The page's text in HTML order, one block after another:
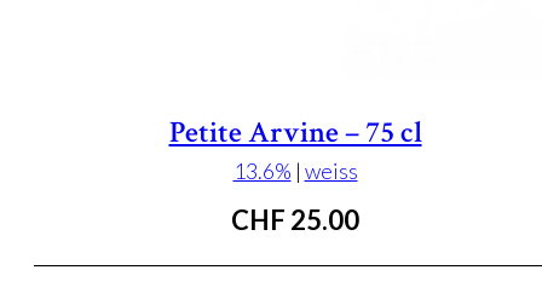
Petite Arvine – 75 cl
13.6% | weiss
CHF 25.00